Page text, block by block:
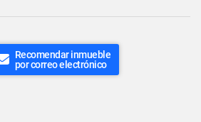
Recomendar inmueble
por correo electrónico